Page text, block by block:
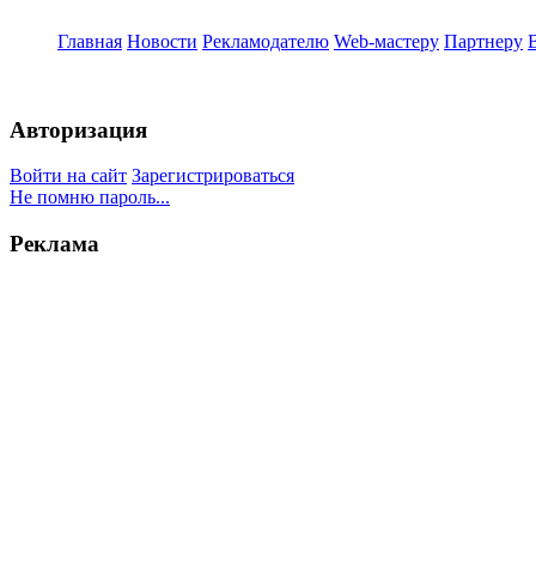
Главная Новости Рекламодателю Web-мастеру Партнеру
Авторизация
Войти на сайт Зарегистрироваться
Не помню пароль...
Реклама